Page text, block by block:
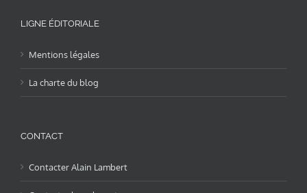
LIGNE ÉDITORIALE
Mentions légales
La charte du blog
CONTACT
Contacter Alain Lambert